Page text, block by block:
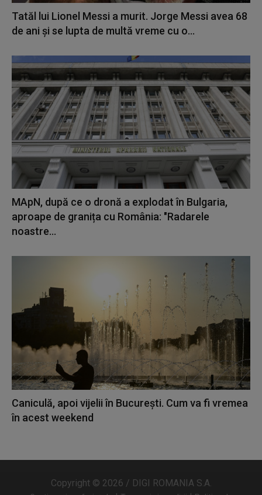
Tatăl lui Lionel Messi a murit. Jorge Messi avea 68
de ani și se lupta de multă vreme cu o...
MApN, după ce o dronă a explodat în Bulgaria,
aproape de granița cu România: "Radarele
noastre...
Caniculă, apoi vijelii în București. Cum va fi vremea
în acest weekend
Copyright © 2026 / DIGI ROMANIA S.A.